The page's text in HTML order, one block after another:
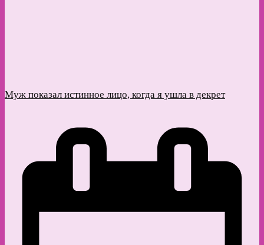
Муж показал истинное лицо, когда я ушла в декрет